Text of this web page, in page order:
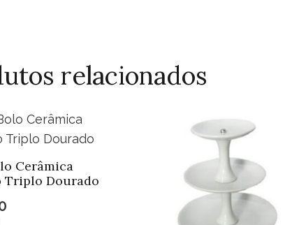
relacionados
Cerâmica
Triplo Dourado